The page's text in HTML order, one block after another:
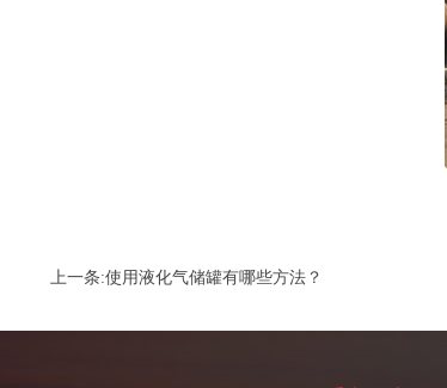
上一条:使用液化气储罐有哪些方法？